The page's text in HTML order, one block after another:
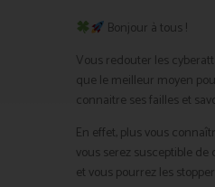
Bonjour à tous !
Vous redouter les
que le meilleur moyen
connaitre ses failles et
En effet, plus vous
vous serez susceptible
et vous pourrez les stopper.